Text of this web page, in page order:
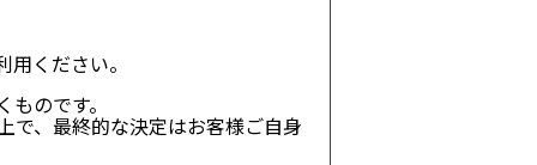
ください。
のです。
で、最終的な決定はお客様ご自身